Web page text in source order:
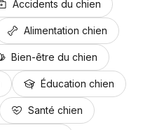
Accidents du chien
Alimentation chien
Bien-être du chien
Éducation chien
Santé chien